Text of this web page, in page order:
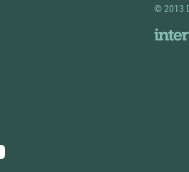
© 2013